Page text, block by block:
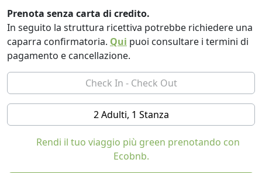
I nostri appartamenti restaurati con cura, situati nella
casa padronale, nell'ala est o ovest, coniugano il fascino
storico con i comfort moderni. Che si tratti di un
romantico weekend in due in una "camera" elegante o
di una vacanza in famiglia con gli amici, qui potrete
vivere con stile, in modo sostenibile e a stretto contatto
con la natura.
L'ampio roseto con il suo storico torchio per l'uva
risalente al 1641 è il fulcro e il luogo d'incontro: per una
colazione all'aperto, per rilassanti ore di lettura o per
serate suggestive sotto il cielo stellato.
Prenota senza carta di credito.
In seguito la struttura ricettiva potrebbe richiedere una
caparra confirmatoria. Qui puoi consultare i termini di
pagamento e cancellazione.
2 Adulti, 1 Stanza
Rendi il tuo viaggio più green prenotando con
Ecobnb.